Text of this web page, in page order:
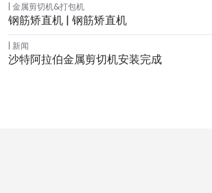
金属剪切机&打包机
钢筋矫直机 | 钢筋矫直机
新闻
沙特阿拉伯金属剪切机安装完成